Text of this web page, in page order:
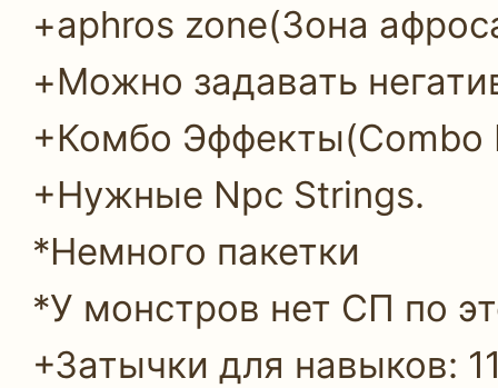
+aphros zone(Зона
+Можно задавать
+Комбо
+Нужные Npc Strings.
*Немного пакетки
*У монстров нет СП по
+Затычки для навыков: